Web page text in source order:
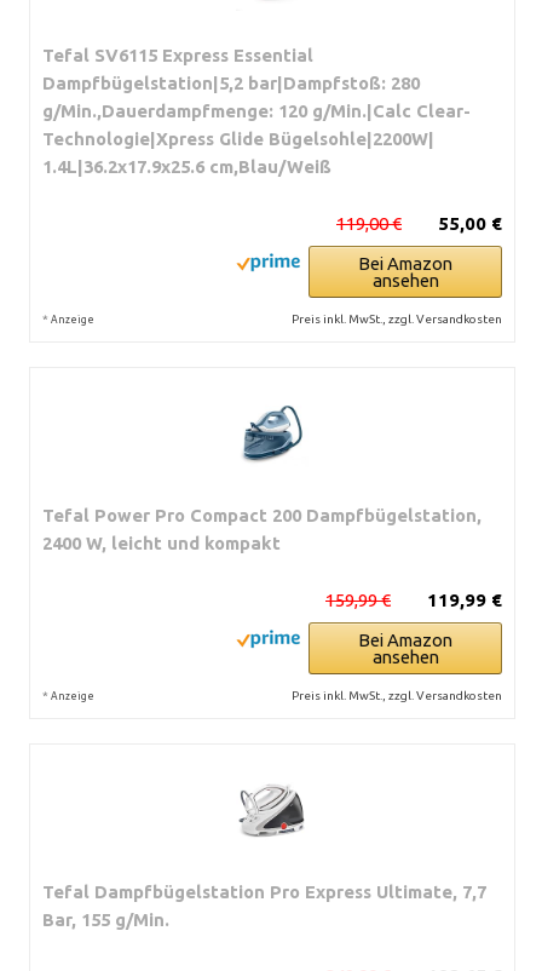
Tefal SV6115 Express Essential
Dampfbügelstation|5,2 bar|Dampfstoß: 280
g/Min.,Dauerdampfmenge: 120 g/Min.|Calc Clear-
Technologie|Xpress Glide Bügelsohle|2200W|
1.4L|36.2x17.9x25.6 cm,Blau/Weiß
55,00 €
119,00 €
Bei Amazon
ansehen
* Anzeige Preis inkl. MwSt., zzgl. Versandkosten
Tefal Power Pro Compact 200 Dampfbügelstation,
2400 W, leicht und kompakt
119,99 €
159,99 €
Bei Amazon
ansehen
* Anzeige Preis inkl. MwSt., zzgl. Versandkosten
Tefal Dampfbügelstation Pro Express Ultimate, 7,7
Bar, 155 g/Min.